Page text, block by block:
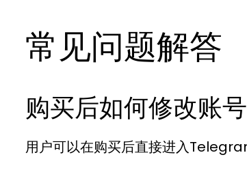
常见问题解答
购买后如何修改账
用户可以在购买后直接进入